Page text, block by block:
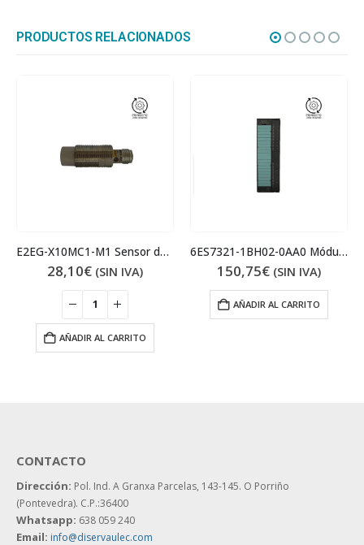
PRODUCTOS RELACIONADOS
E2EG-X10MC1-M1 Sensor de proximidad
28,10€ (SIN IVA)
AÑADIR AL CARRITO
6ES7321-1BH02-0AA0 Módulo entradas digitales
150,75€ (SIN IVA)
AÑADIR AL CARRITO
CONTACTO
Dirección: Pol. Ind. A Granxa Parcelas, 143-145. O Porriño
(Pontevedra). C.P.:36400
Whatsapp: 638 059 240
Email: info@diservaulec.com